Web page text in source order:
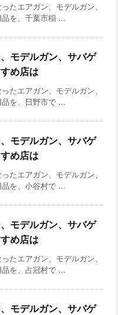
たエアガン、モデルガン、
を、千葉市稲 ...
モデルガン、サバゲ
め店は
たエアガン、モデルガン、
を、日野市で ...
モデルガン、サバゲ
め店は
たエアガン、モデルガン、
を、小谷村で ...
モデルガン、サバゲ
め店は
たエアガン、モデルガン、
を、占冠村で ...
モデルガン、サバゲ